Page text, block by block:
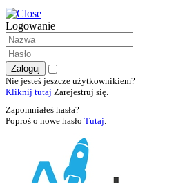
Logowanie
Nie jesteś jeszcze użytkownikiem?
Kliknij tutaj Zarejestruj się.
Zapomniałeś hasła?
Poproś o nowe hasło Tutaj.